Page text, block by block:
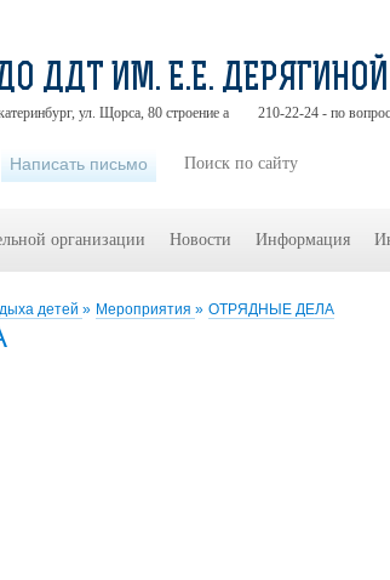
детей » Мероприятия » ОТРЯДНЫЕ ДЕЛА
ДДТ ИМ. Е.Е. ДЕРЯГИНОЙ
ул. Щорса, 80 строение а 210-22-24 - по
Написать письмо
организации Новости Информация